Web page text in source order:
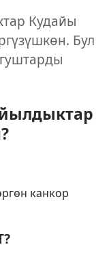
Кудайы
Бул
канкор